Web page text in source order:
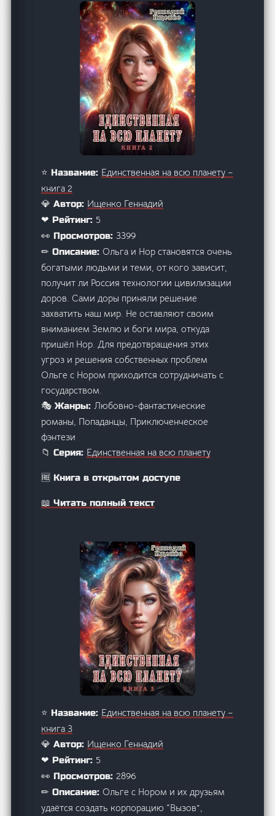
⭐ Название: Единственная на всю планету –
книга 2
💎 Автор: Ищенко Геннадий
❤ Рейтинг: 5
👀 Просмотров:3399
✏ Описание:Ольга и Нор становятся очень
богатыми людьми и теми, от кого зависит,
получит ли Россия технологии цивилизации
доров. Сами доры приняли решение
захватить наш мир. Не оставляют своим
вниманием Землю и боги мира, откуда
пришёл Нор. Для предотвращения этих
угроз и решения собственных проблем
Ольге с Нором приходится сотрудничать с
государством.
🎭 Жанры:Любовно-фантастические
романы, Попаданцы, Приключенческое
фэнтези
📁 Серия: Единственная на всю планету
🆓 Книга в открытом доступе
📖 Читать полный текст
⭐ Название: Единственная на всю планету –
книга 3
💎 Автор: Ищенко Геннадий
❤ Рейтинг: 5
👀 Просмотров: 2896
✏ Описание:Ольге с Нором и их друзьям
удаётся создать корпорацию “Вызов”,